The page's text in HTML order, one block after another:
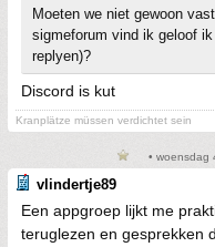
Moeten we niet gewoon
sigmeforum vind ik geloof
replyen)?
Discord is kut
Kranplätze müssen verdichtet sein
• woensdag
vlindertje89
Een appgroep lijkt me
teruglezen en gesprekken